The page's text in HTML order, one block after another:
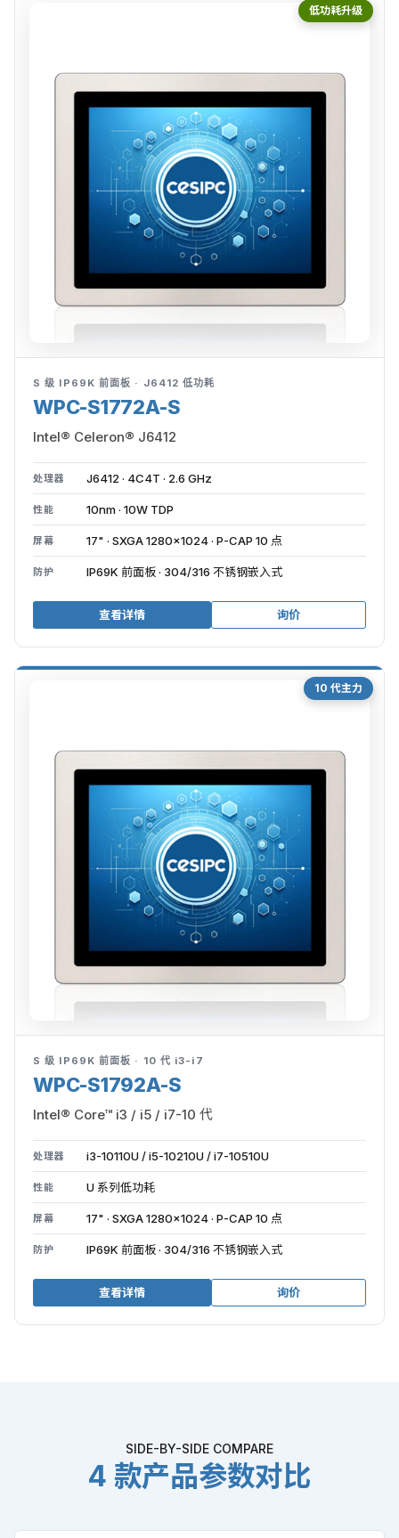
低功耗升级
S 级 IP69K 前面板 · J6412 低功耗
WPC-S1772A-S
Intel® Celeron® J6412
处理器 J6412 · 4C4T · 2.6 GHz
性能 10nm · 10W TDP
屏幕 17" · SXGA 1280×1024 · P-CAP 10 点
防护 IP69K 前面板 · 304/316 不锈钢嵌入式
查看详情 询价
10 代主力
S 级 IP69K 前面板 · 10 代 i3-i7
WPC-S1792A-S
Intel® Core™ i3 / i5 / i7-10 代
处理器 i3-10110U / i5-10210U / i7-10510U
性能 U 系列低功耗
屏幕 17" · SXGA 1280×1024 · P-CAP 10 点
防护 IP69K 前面板 · 304/316 不锈钢嵌入式
查看详情 询价
SIDE-BY-SIDE COMPARE
4 款产品参数对比